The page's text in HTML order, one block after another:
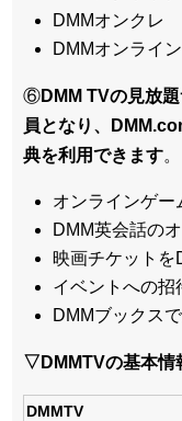
DMMオンクレ
DMMオンライ
⑥DMM TVの見放
員となり、
典を利用できます。
オンラインゲー
DMM英会話の
映画チケットを
イベントへの招
DMMブックス
▽DMMTVの基本情
DMMTV